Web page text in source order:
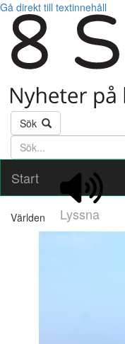
Gå direkt till textinnehåll
Sök
Söktext
Start
Lyssna
Världen